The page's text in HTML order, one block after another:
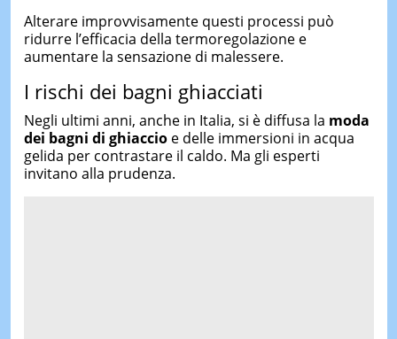
Alterare improvvisamente questi processi può
ridurre l’efficacia della termoregolazione e
aumentare la sensazione di malessere.
I rischi dei bagni ghiacciati
Negli ultimi anni, anche in Italia, si è diffusa la moda
dei bagni di ghiaccioe delle immersioni in acqua
gelida per contrastare il caldo. Ma gli esperti
invitano alla prudenza.